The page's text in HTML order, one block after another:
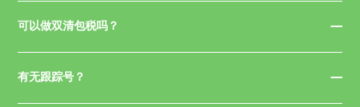
可以做双清包税吗？
有无跟踪号？